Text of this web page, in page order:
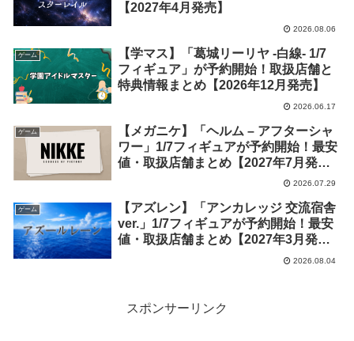
【2027年4月発売】
2026.08.06
ゲーム
【学マス】「葛城リーリヤ -白線- 1/7
フィギュア」が予約開始！取扱店舗と
特典情報まとめ【2026年12月発売】
2026.06.17
ゲーム
【メガニケ】「ヘルム – アフターシャ
ワー」1/7フィギュアが予約開始！最安
値・取扱店舗まとめ【2027年7月発
2026.07.29
ゲーム
【アズレン】「アンカレッジ 交流宿舎
ver.」1/7フィギュアが予約開始！最安
値・取扱店舗まとめ【2027年3月発
2026.08.04
スポンサーリンク